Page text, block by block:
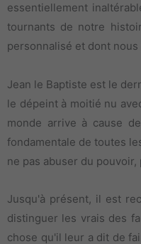
essentiellement
tournants de notre
personnalisé et dont
Jean le Baptiste est le
le dépeint à moitié nu
monde arrive à cause
fondamentale de toutes
ne pas abuser du
Jusqu'à présent, il est
distinguer les vrais des
chose qu'il leur a dit de